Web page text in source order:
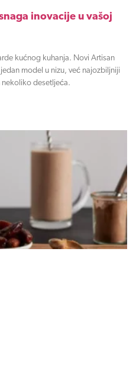
inovacije u vašoj
kućnog kuhanja. Novi Artisan
model u nizu, već najozbiljniji
desetljeća.